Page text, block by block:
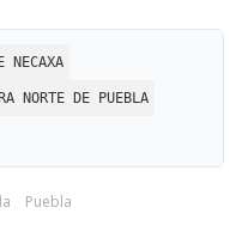
NECAXA
NORTE DE PUEBLA
Puebla